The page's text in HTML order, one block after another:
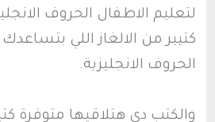
لتعليم الاطفال الحروف
كتيير من الالغاز اللي
الحروف الانجليزية.
والكتب دي هتلاقيها متوفرة